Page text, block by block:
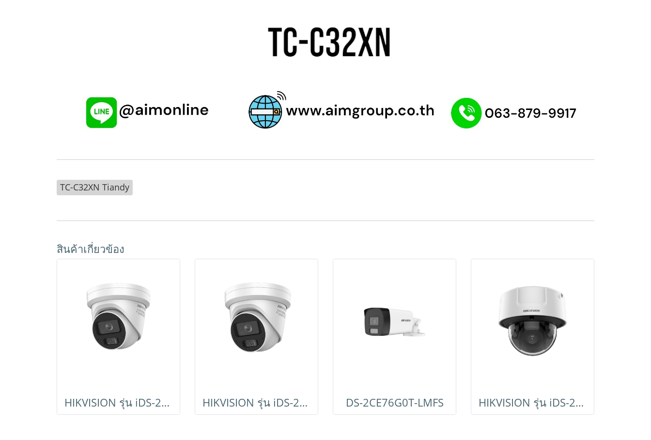
TC-C32XN Tiandy
สินค้าเกี่ยวข้อง
HIKVISION รุ่น iDS-2CD5387G2/V-XS HIKVISION รุ่น iDS-2CD5347G2/V-XS DS-2CE76G0T-LMFS HIKVISION รุ่น iDS-2CD7146G0-IZS